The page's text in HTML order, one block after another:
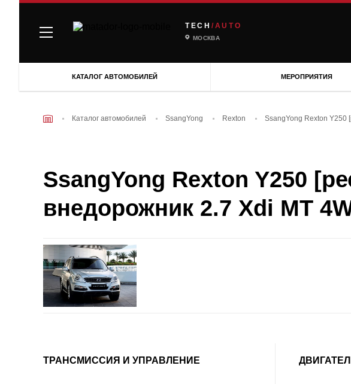
TECH /AUTO
МОСКВА
КАТАЛОГ АВТОМОБИЛЕЙ МЕРОПРИЯТИЯ
Каталог автомобилей SsangYong Rexton SsangYong Rexton Y250
SsangYong Rexton Y250
внедорожник 2.7 Xdi MT
ТРАНСМИССИЯ И УПРАВЛЕНИЕ